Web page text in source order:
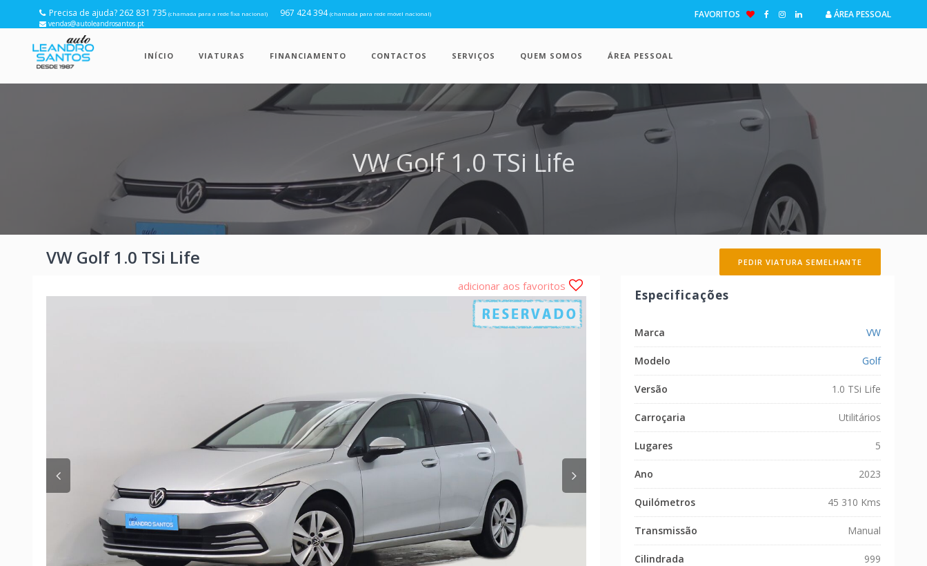
Precisa de ajuda? 262 831 735 (chamada para a rede fixa nacional) 967 424 394(chamada para rede móvel nacional)
vendas@autoleandrosantos.pt
FAVORITOS ÁREA PESSOAL
INÍCIO VIATURAS FINANCIAMENTO CONTACTOS SERVIÇOS QUEM SOMOS ÁREA PESSOAL
VW Golf 1.0 TSi Life
VW Golf 1.0 TSi Life PEDIR VIATURA SEMELHANTE
adicionar aos favoritos
Próxima
Especificações
Marca VW
Modelo Golf
Versão 1.0 TSi Life
Carroçaria Utilitários
Lugares 5
Ano 2023
Quilómetros 45 310 Kms
Transmissão Manual
Cilindrada 999